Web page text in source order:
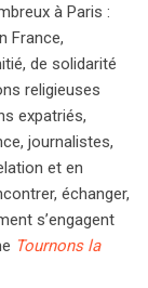
à Paris :
France,
de solidarité
religieuses
expatriés,
journalistes,
et en
échanger,
s’engagent
Tournons la